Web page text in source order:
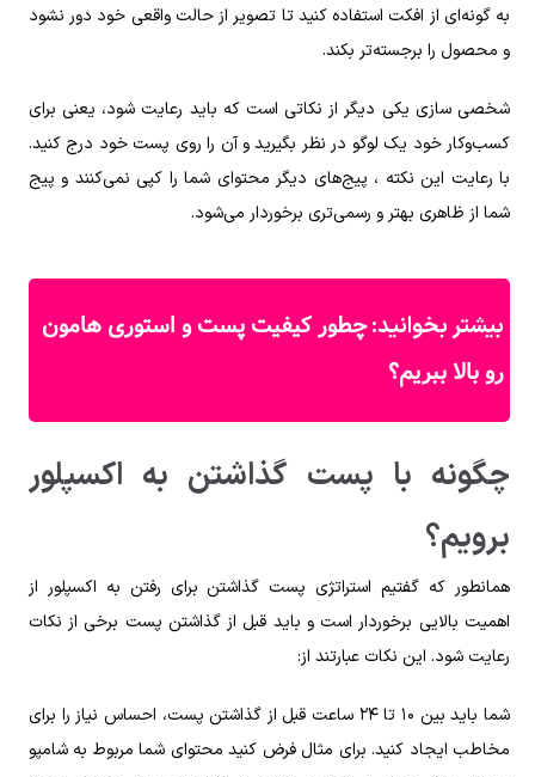
به گونه‌ای از افکت استفاده کنید تا تصویر از حالت واقعی خود دور نشود
و محصول را برجسته‌تر بکند.
شخصی سازی یکی دیگر از نکاتی است که باید رعایت شود، یعنی برای
کسب‌وکار خود یک لوگو در نظر بگیرید و آن را روی پست خود درج کنید.
با رعایت این نکته ، پیج‌های دیگر محتوای شما را کپی نمی‌کنند و پیج
شما از ظاهری بهتر و رسمی‌تری برخوردار می‌شود.
بیشتر بخوانید:چطور کیفیت پست و استوری هامون
رو بالا ببریم؟
چگونه با پست گذاشتن به اکسپلور
برویم؟
همانطور که گفتیم استراتژی پست گذاشتن برای رفتن به اکسپلور از
اهمیت بالایی برخوردار است و باید قبل از گذاشتن پست برخی از نکات
رعایت شود. این نکات عبارتند از:
شما باید بین ۱۰ تا ۲۴ ساعت قبل از گذاشتن پست، احساس نیاز را برای
مخاطب ایجاد کنید. برای مثال فرض کنید محتوای شما مربوط به شامپو